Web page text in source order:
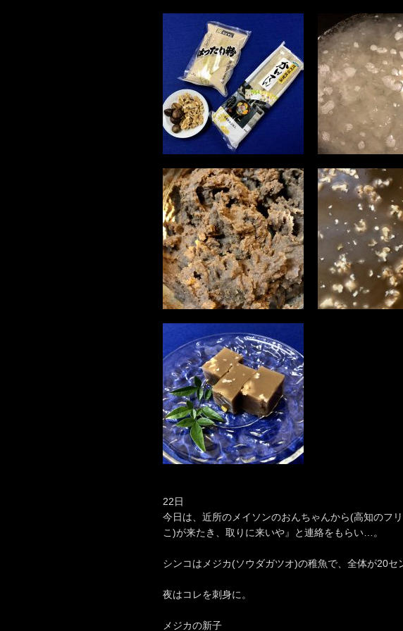
22日
今日は、近所のメイソンのおんちゃんから(高知のフ
こ)が来たき、取りに来いや』と連絡をもらい…。
シンコはメジカ(ソウダガツオ)の稚魚で、全体が20セ
夜はコレを刺身に。
メジカの新子